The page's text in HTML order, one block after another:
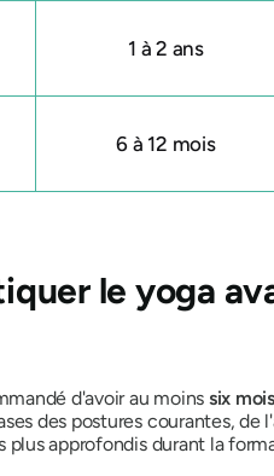
1 à 2 ans
6 à 12 mois
le yoga
d'avoir au moins six
des postures courantes,
approfondis durant la